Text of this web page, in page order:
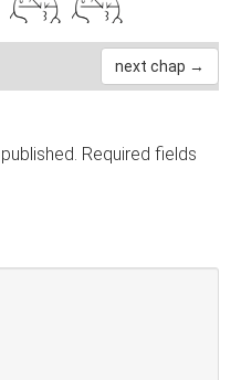
next chap →
Required fields